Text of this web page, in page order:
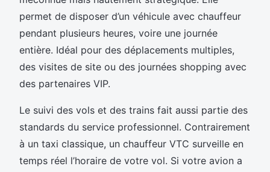
permet de disposer d’un véhicule avec chauffeur
pendant plusieurs heures, voire une journée
entière. Idéal pour des déplacements multiples,
des visites de site ou des journées shopping avec
des partenaires VIP.
Le suivi des vols et des trains fait aussi partie des
standards du service professionnel. Contrairement
à un taxi classique, un chauffeur VTC surveille en
temps réel l’horaire de votre vol. Si votre avion a